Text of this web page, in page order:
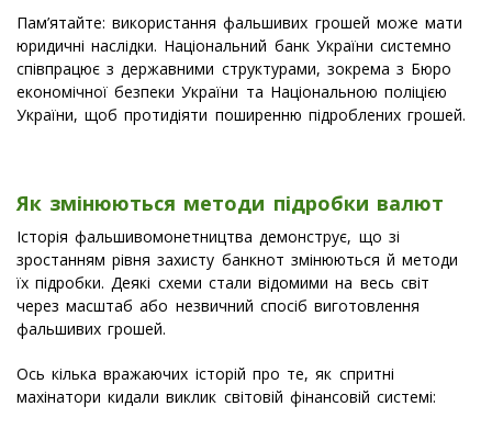
Пам’ятайте: використання фальшивих грошей може мати
юридичні наслідки. Національний банк України системно
співпрацює з державними структурами, зокрема з Бюро
економічної безпеки України та Національною поліцією
України, щоб протидіяти поширенню підроблених грошей.
Як змінюються методи підробки валют
Історія фальшивомонетництва демонструє, що зі
зростанням рівня захисту банкнот змінюються й методи
їх підробки. Деякі схеми стали відомими на весь світ
через масштаб або незвичний спосіб виготовлення
фальшивих грошей.
Ось кілька вражаючих історій про те, як спритні
махінатори кидали виклик світовій фінансовій системі: